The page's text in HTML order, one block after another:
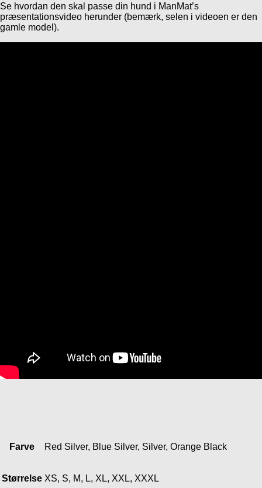
Se hvordan den skal passe din hund i ManMat’s
præsentationsvideo herunder (bemærk, selen i videoen er den
gamle model).
Farve Red Silver, Blue Silver, Silver, Orange Black
Størrelse XS, S, M, L, XL, XXL, XXXL